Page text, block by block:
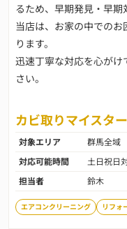
るため、早期発見・早期
当店は、お家の中での
ります。
迅速丁寧な対応を心が
さい。
カビ取りマイスタ
対象エリア
群馬全域
対応可能時間
土日祝日
担当者
鈴木
エアコンクリーニング リフォ